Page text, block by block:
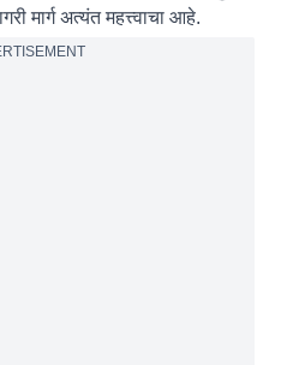
मार्ग अत्यंत महत्त्वाचा आहे.